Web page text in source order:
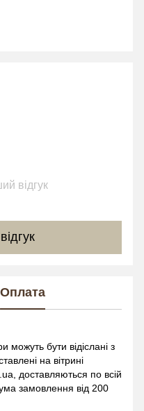
відгук
Оплата
бути відіслані з
на вітрині
доставляються по всій
замовлення від 200